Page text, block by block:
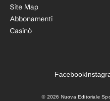
Site Map
Abbonamenti
Casinò
Facebook
© 2026 Nuova Editoriale